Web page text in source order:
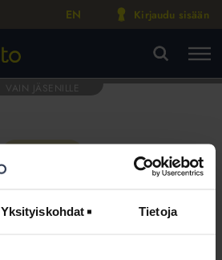
Yksityiskohdat Tietoja
EN Kirjaudu sisään